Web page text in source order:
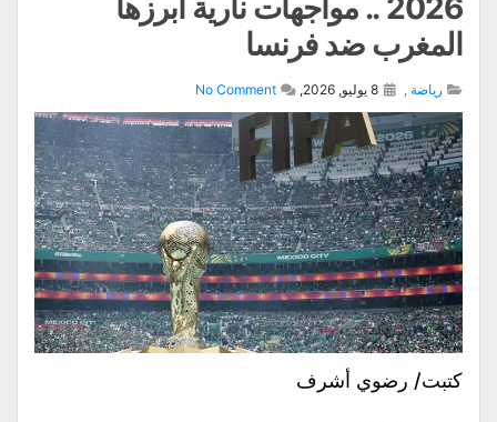
2026 .. مواجهات نارية أبرزها
المغرب ضد فرنسا
رياضة ,
No Comment
كتبت/ رضوي أشرف